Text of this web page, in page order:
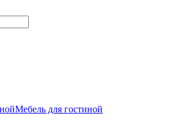
Мебель для гостиной